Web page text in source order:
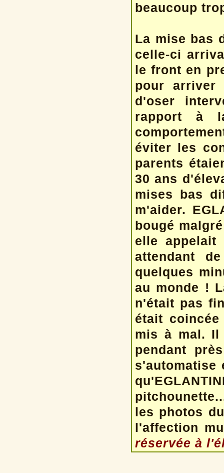
beaucoup
La mise bas
celle-ci
le front en
pour arriver
d'oser
rapport à
éviter les
parents
30 ans
mises bas
m'aider.
bougé
elle
attendant
quelques
au monde !
n'était pas
était
mis à mal. Il
pendant
s'automatise
les photos
l'affection
réservée à